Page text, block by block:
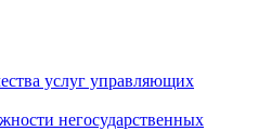
услуг управляющих
негосударственных